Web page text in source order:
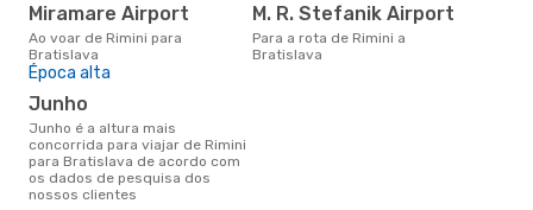
Miramare Airport
Ao voar de Rimini para
Bratislava
M. R. Stefanik Airport
Para a rota de Rimini a
Bratislava
Época alta
junho
junho é a altura mais
concorrida para viajar de Rimini
para Bratislava de acordo com
os dados de pesquisa dos
nossos clientes